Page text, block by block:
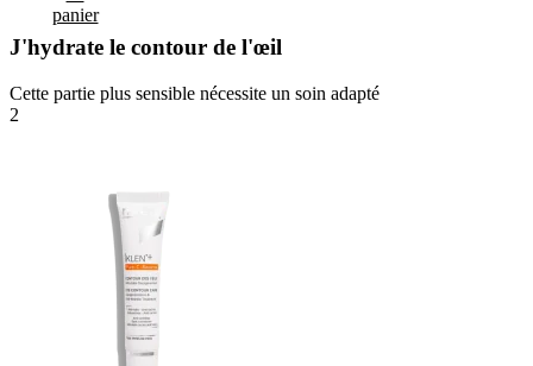
panier
J'hydrate le contour de l'œil
Cette partie plus sensible nécessite un soin adapté
2